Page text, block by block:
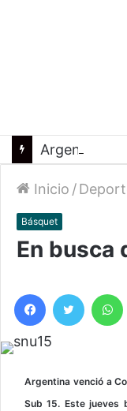
Inicio /
Básquet
En busca
Argentina venció a
Sub 15. Este jueves